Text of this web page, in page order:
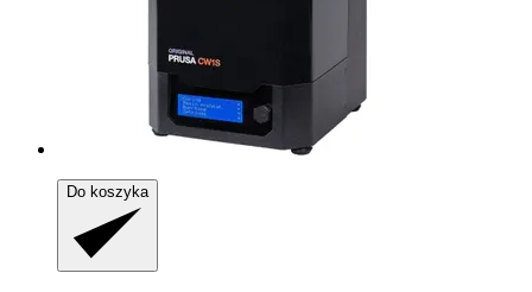
Do koszyka